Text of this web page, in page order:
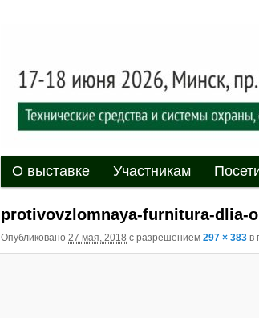
XII
«Центр
обеспечения безопасности и
Главное меню
Перейти к основному содержимому
Перейти к дополнительному
О выставке Участникам
protivovzlomnaya-furnitura-dlia-
Опубликовано 27 мая, 2018 с разрешением 297 × 383 в